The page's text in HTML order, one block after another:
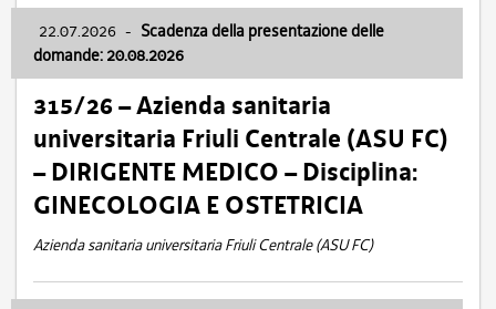
22.07.2026 - Scadenza della presentazione delle
domande: 20.08.2026
315/26 – Azienda sanitaria
universitaria Friuli Centrale (ASU FC)
– DIRIGENTE MEDICO – Disciplina:
GINECOLOGIA E OSTETRICIA
Azienda sanitaria universitaria Friuli Centrale (ASU FC)